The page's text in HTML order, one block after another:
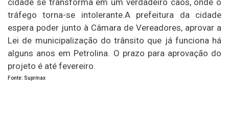
tráfego torna-se intolerante.A prefeitura da cidade
espera poder junto à Câmara de Vereadores, aprovar a
Lei de municipalização do trânsito que já funciona há
alguns anos em Petrolina. O prazo para aprovação do
projeto é até fevereiro.
Fonte: Suprmax